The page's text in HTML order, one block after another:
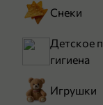
Снеки
Детское
гигиена
Игрушки